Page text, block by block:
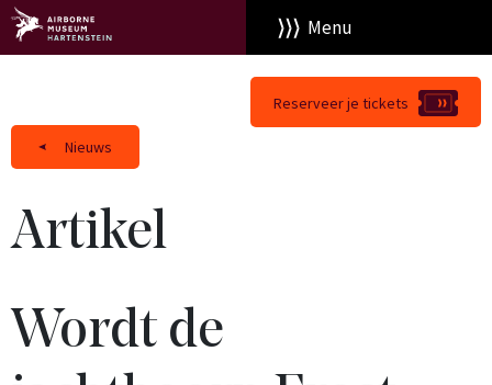
Menu
Reserveer je tickets
Nieuws
Artikel
Wordt de